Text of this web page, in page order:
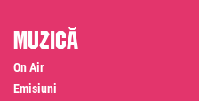
Muzică
On Air
Emisiuni